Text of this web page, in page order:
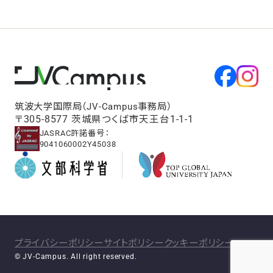
筑波大学国際局（JV-Campus事務局）
〒305-8577 茨城県つくば市天王台1-1-1
JASRAC許諾番号：
9041060002Y45038
プライバシーポリシーサイトポリシー クッキーポリシー
© JV-Campus. All right reserved.